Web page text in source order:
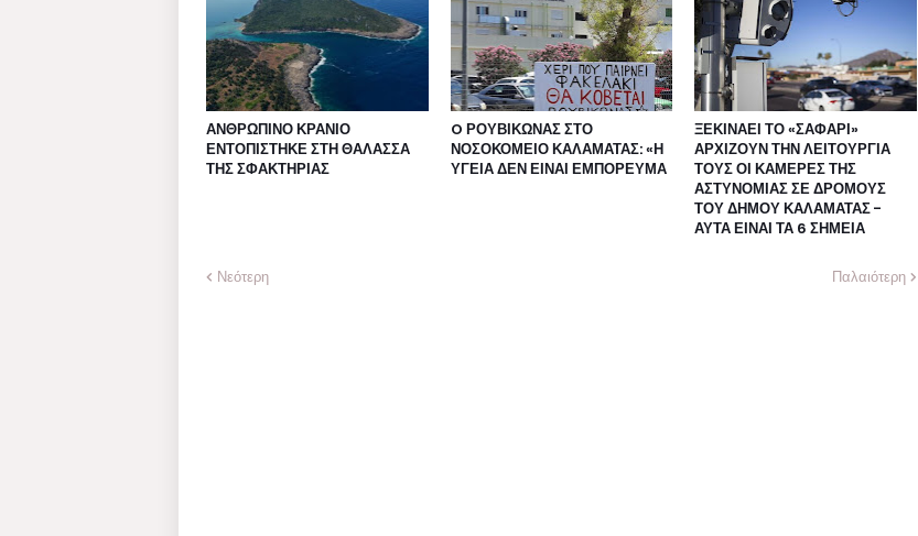
ΑΝΘΡΩΠΙΝΟ ΚΡΑΝΙΟ
ΕΝΤΟΠΙΣΤΗΚΕ ΣΤΗ ΘΑΛΑΣΣΑ
ΤΗΣ ΣΦΑΚΤΗΡΙΑΣ
O ΡΟΥΒΙΚΩΝΑΣ ΣΤΟ
ΝΟΣΟΚΟΜΕΙΟ ΚΑΛΑΜΑΤΑΣ: «Η
ΥΓΕΙΑ ΔΕΝ ΕΙΝΑΙ ΕΜΠΟΡΕΥΜΑ
ΞΕΚΙΝΑΕΙ ΤΟ «ΣΑΦΑΡΙ»
ΑΡΧΙΖΟΥΝ ΤΗΝ ΛΕΙΤΟΥΡΓΙΑ
ΤΟΥΣ ΟΙ ΚΑΜΕΡΕΣ ΤΗΣ
ΑΣΤΥΝΟΜΙΑΣ ΣΕ ΔΡΟΜΟΥΣ
ΤΟΥ ΔΗΜΟΥ ΚΑΛΑΜΑΤΑΣ -
ΑΥΤΑ ΕΙΝΑΙ ΤΑ 6 ΣΗΜΕΙΑ
Νεότερη Παλαιότερη